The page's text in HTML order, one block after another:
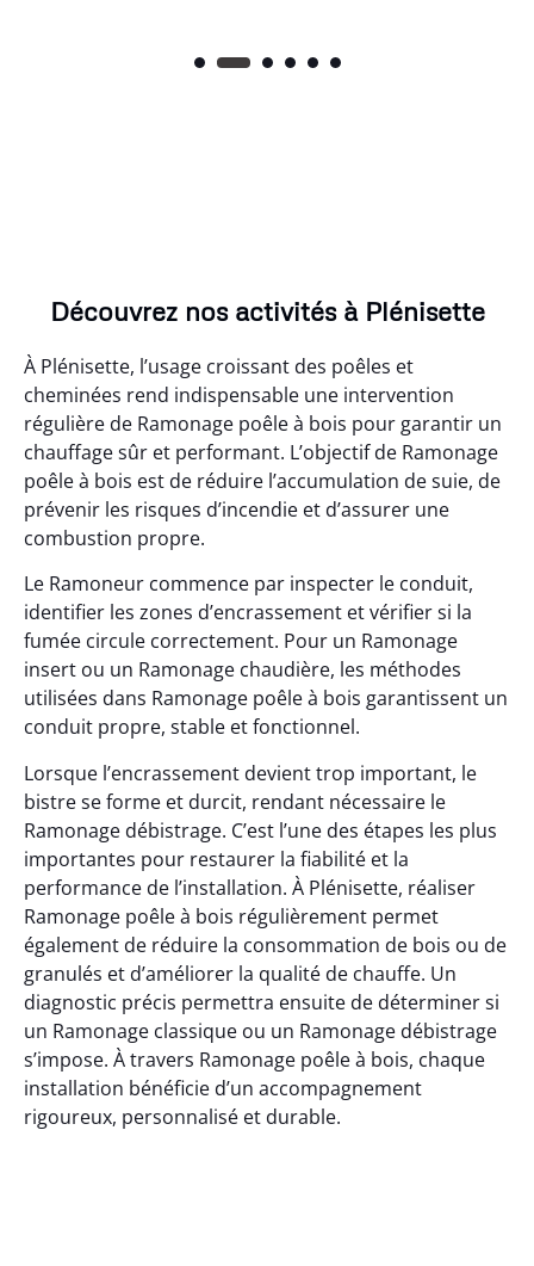
Découvrez nos activités à Plénisette
À Plénisette, l’usage croissant des poêles et
cheminées rend indispensable une intervention
régulière de Ramonage poêle à bois pour garantir un
chauffage sûr et performant. L’objectif de Ramonage
poêle à bois est de réduire l’accumulation de suie, de
prévenir les risques d’incendie et d’assurer une
combustion propre.
Le Ramoneur commence par inspecter le conduit,
identifier les zones d’encrassement et vérifier si la
fumée circule correctement. Pour un Ramonage
insert ou un Ramonage chaudière, les méthodes
utilisées dans Ramonage poêle à bois garantissent un
conduit propre, stable et fonctionnel.
Lorsque l’encrassement devient trop important, le
bistre se forme et durcit, rendant nécessaire le
Ramonage débistrage. C’est l’une des étapes les plus
importantes pour restaurer la fiabilité et la
performance de l’installation. À Plénisette, réaliser
Ramonage poêle à bois régulièrement permet
également de réduire la consommation de bois ou de
granulés et d’améliorer la qualité de chauffe. Un
diagnostic précis permettra ensuite de déterminer si
un Ramonage classique ou un Ramonage débistrage
s’impose. À travers Ramonage poêle à bois, chaque
installation bénéficie d’un accompagnement
rigoureux, personnalisé et durable.